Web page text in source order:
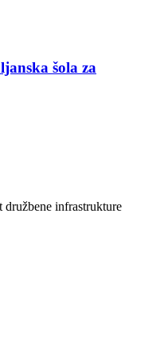
šola za
družbene infrastrukture